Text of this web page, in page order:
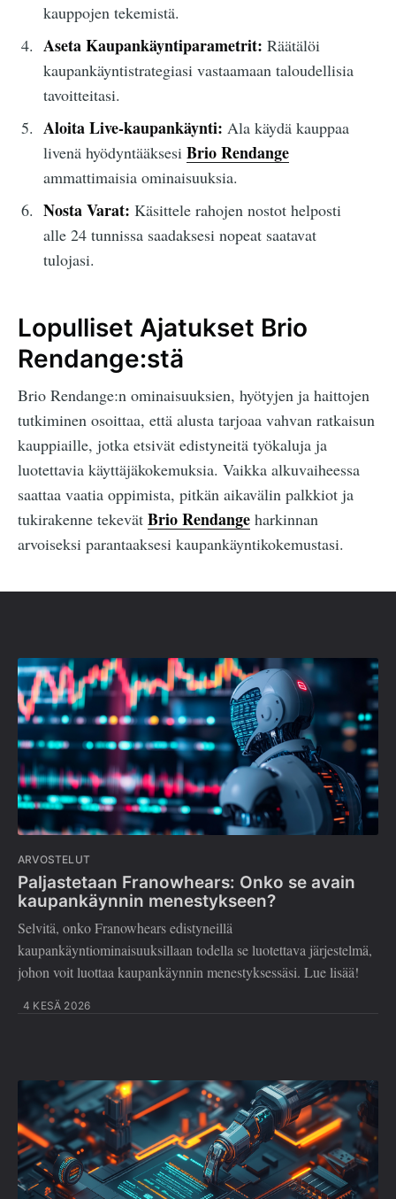
kauppojen tekemistä.
Aseta Kaupankäyntiparametrit: Räätälöi
kaupankäyntistrategiasi vastaamaan taloudellisia
tavoitteitasi.
Aloita Live-kaupankäynti: Ala käydä kauppaa
livenä hyödyntääksesi Brio Rendange
ammattimaisia ominaisuuksia.
Nosta Varat: Käsittele rahojen nostot helposti
alle 24 tunnissa saadaksesi nopeat saatavat
tulojasi.
Lopulliset Ajatukset Brio
Rendange:stä
Brio Rendange:n ominaisuuksien, hyötyjen ja haittojen
tutkiminen osoittaa, että alusta tarjoaa vahvan ratkaisun
kauppiaille, jotka etsivät edistyneitä työkaluja ja
luotettavia käyttäjäkokemuksia. Vaikka alkuvaiheessa
saattaa vaatia oppimista, pitkän aikavälin palkkiot ja
tukirakenne tekevät Brio Rendange harkinnan
arvoiseksi parantaaksesi kaupankäyntikokemustasi.
ARVOSTELUT
Paljastetaan Franowhears: Onko se avain
kaupankäynnin menestykseen?
Selvitä, onko Franowhears edistyneillä
kaupankäyntiominaisuuksillaan todella se luotettava järjestelmä,
johon voit luottaa kaupankäynnin menestyksessäsi. Lue lisää!
4 KESÄ 2026